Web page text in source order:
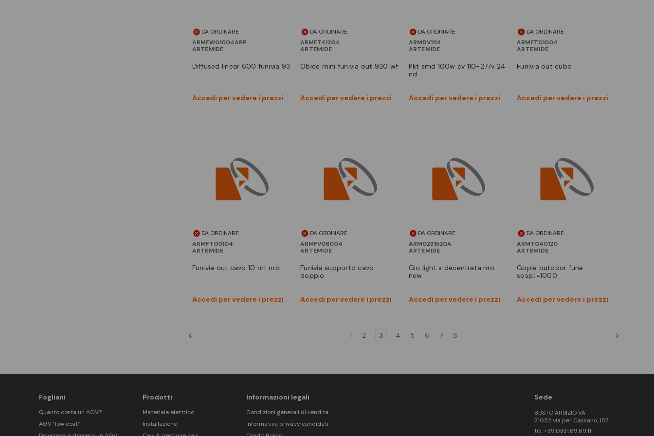
DA ORDINARE
ARMFW01004APP
ARTEMIDE
diffused linear 600 funivia 93
Accedi per vedere i prezzi
Confronta
DA ORDINARE
ARMFT41204
ARTEMIDE
obice mini funivia out 930 wf
Accedi per vedere i prezzi
Confronta
DA ORDINARE
ARMDV1114
ARTEMIDE
pkt smd 100w cv 110-277v 24
nd
Accedi per vedere i prezzi
Confronta
DA ORDINARE
ARMFT01004
ARTEMIDE
funivia out cubo
Accedi per vedere i prezzi
Confronta
DA ORDINARE
ARMFT00104
ARTEMIDE
funivia out cavo 10 mt nro
Accedi per vedere i prezzi
Confronta
DA ORDINARE
ARMFV06004
ARTEMIDE
funivia supporto cavo
doppio
Accedi per vedere i prezzi
Confronta
DA ORDINARE
ARM0231520A
ARTEMIDE
gio light s decentrata nro
new
Accedi per vedere i prezzi
Confronta
DA ORDINARE
ARMT040120
ARTEMIDE
gople outdoor fune
sosp.l=1000
Accedi per vedere i prezzi
Vedi prodotto
Confronta
1 2 3 4 5 6 7 8
Fogliani
Quanto costa un AGV?
AGV “low cost”
Prodotti
Materiale elettrico
Installazione
Informazioni legali
Condizioni generali di vendita
Informativa privacy candidati
Sede
BUSTO ARSIZIO VA
21052 via per Cassano, 157
tel. +39.0331.69.69.11